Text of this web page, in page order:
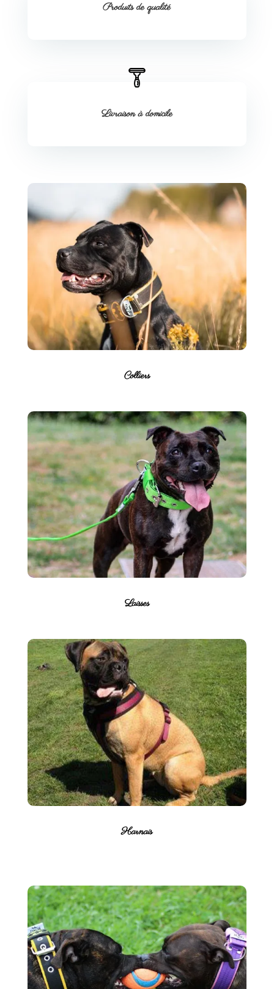
Produits de qualité
Livraison à domicile
Colliers
Laisses
Harnais